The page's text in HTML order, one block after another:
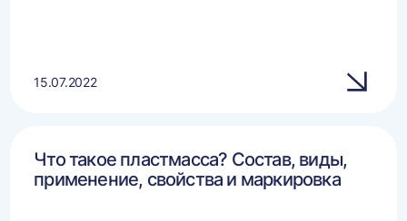
15.07.2022
Что такое пластмасса? Состав, виды,
применение, свойства и маркировка